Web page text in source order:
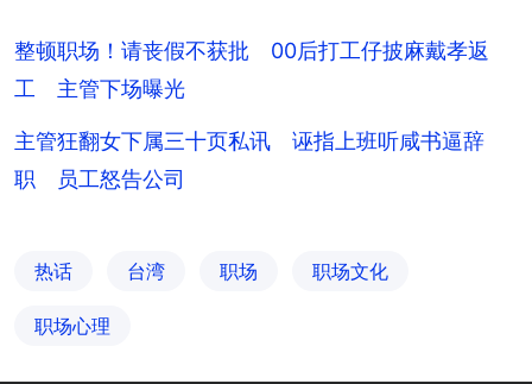
整顿职场！请丧假不获批 00后打工仔披麻戴孝返
工 主管下场曝光
主管狂翻女下属三十页私讯 诬指上班听咸书逼辞
职 员工怒告公司
热话 台湾 职场 职场文化
职场心理